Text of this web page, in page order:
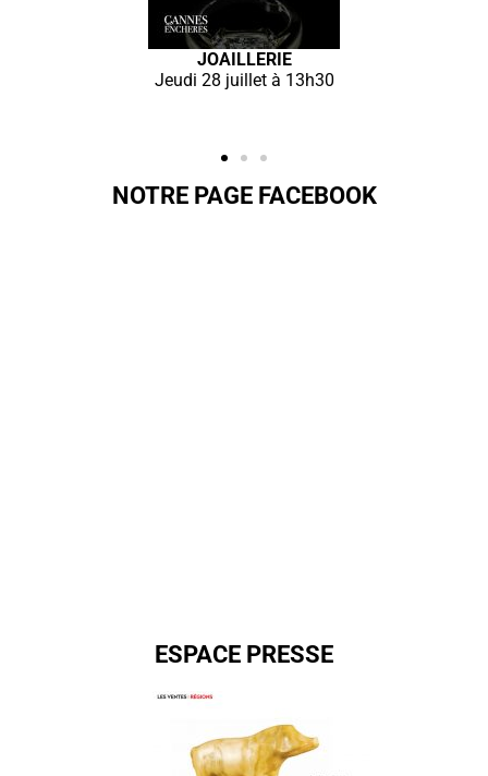
Armes & Souvenirs historiques
NOTRE PAGE FACEBOOK
ESPACE PRESSE